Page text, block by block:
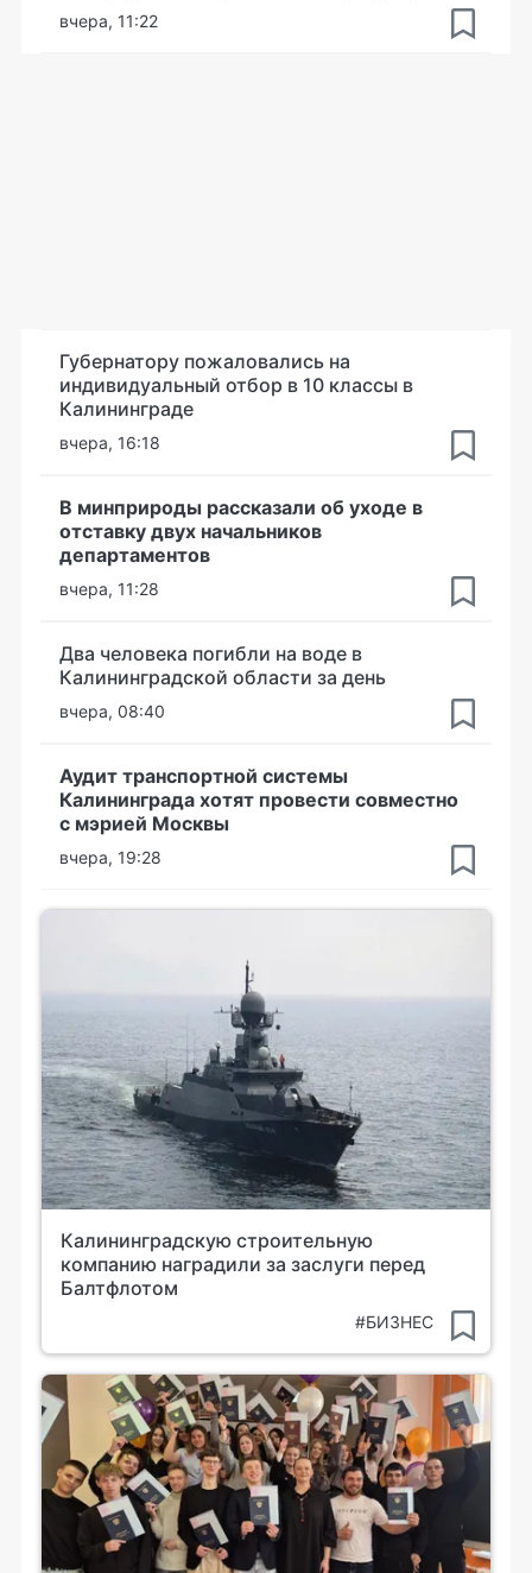
вчера, 11:22
Губернатору пожаловались на
индивидуальный отбор в 10 классы в
Калининграде
вчера, 16:18
В минприроды рассказали об уходе в
отставку двух начальников
департаментов
вчера, 11:28
Два человека погибли на воде в
Калининградской области за день
вчера, 08:40
Аудит транспортной системы
Калининграда хотят провести совместно
с мэрией Москвы
вчера, 19:28
Калининградскую строительную
компанию наградили за заслуги перед
Балтфлотом
#БИЗНЕС